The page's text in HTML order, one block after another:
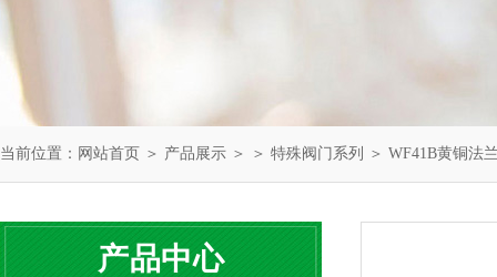
当前位置： 网站首页 ＞ 产品展示 ＞ ＞ 特殊阀门系列 ＞ WF41B黄铜法
产品中心